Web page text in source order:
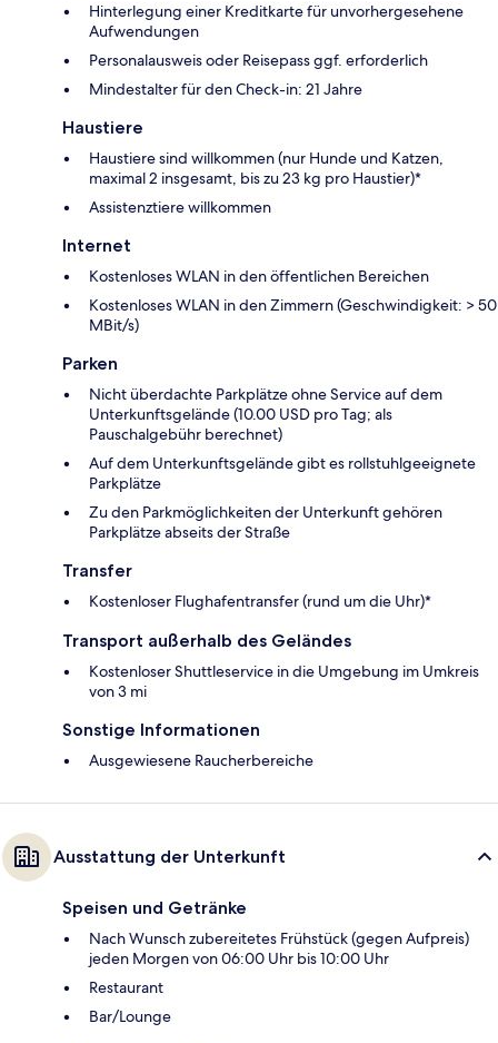
Hinterlegung einer Kreditkarte für unvorhergesehene
Aufwendungen
Personalausweis oder Reisepass ggf. erforderlich
Mindestalter für den Check-in: 21 Jahre
Haustiere
Haustiere sind willkommen (nur Hunde und Katzen,
maximal 2 insgesamt, bis zu 23 kg pro Haustier)*
Assistenztiere willkommen
Internet
Kostenloses WLAN in den öffentlichen Bereichen
Kostenloses WLAN in den Zimmern (Geschwindigkeit: > 50
MBit/s)
Parken
Nicht überdachte Parkplätze ohne Service auf dem
Unterkunftsgelände (10.00 USD pro Tag; als
Pauschalgebühr berechnet)
Auf dem Unterkunftsgelände gibt es rollstuhlgeeignete
Parkplätze
Zu den Parkmöglichkeiten der Unterkunft gehören
Parkplätze abseits der Straße
Transfer
Kostenloser Flughafentransfer (rund um die Uhr)*
Transport außerhalb des Geländes
Kostenloser Shuttleservice in die Umgebung im Umkreis
von 3 mi
Sonstige Informationen
Ausgewiesene Raucherbereiche
Ausstattung der Unterkunft
Speisen und Getränke
Nach Wunsch zubereitetes Frühstück (gegen Aufpreis)
jeden Morgen von 06:00 Uhr bis 10:00 Uhr
Restaurant
Bar/Lounge